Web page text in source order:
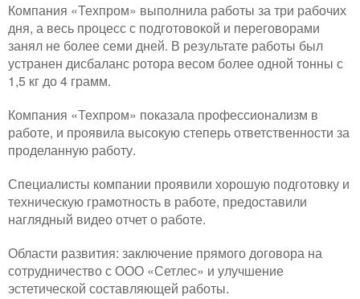
Компания «Техпром» выполнила работы за три рабочих
дня, а весь процесс с подготовокой и переговорами
занял не более семи дней. В результате работы был
устранен дисбаланс ротора весом более одной тонны с
1,5 кг до 4 грамм.
Компания «Техпром» показала профессионализм в
работе, и проявила высокую степерь ответственности за
проделанную работу.
Специалисты компании проявили хорошую подготовку и
техническую грамотность в работе, предоставили
наглядный видео отчет о работе.
Области развития: заключение прямого договора на
сотрудничество с ООО «Сетлес» и улучшение
эстетической составляющей работы.